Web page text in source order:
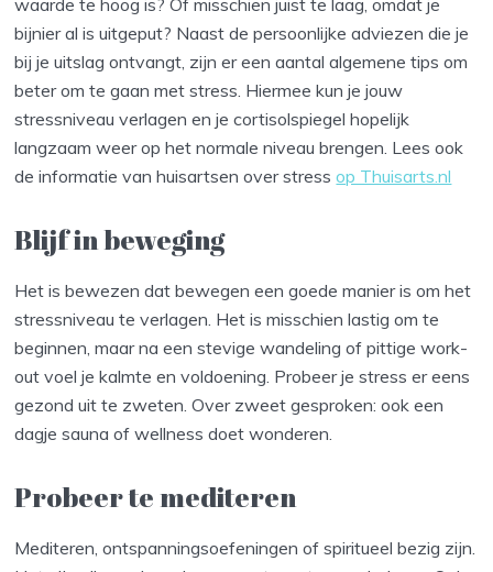
waarde te hoog is? Of misschien juist te laag, omdat je
bijnier al is uitgeput? Naast de persoonlijke adviezen die je
bij je uitslag ontvangt, zijn er een aantal algemene tips om
beter om te gaan met stress. Hiermee kun je jouw
stressniveau verlagen en je cortisolspiegel hopelijk
langzaam weer op het normale niveau brengen. Lees ook
de informatie van huisartsen over stressop Thuisarts.nl
Blijf in beweging
Het is bewezen dat bewegen een goede manier is om het
stressniveau te verlagen. Het is misschien lastig om te
beginnen, maar na een stevige wandeling of pittige work-
out voel je kalmte en voldoening. Probeer je stress er eens
gezond uit te zweten. Over zweet gesproken: ook een
dagje sauna of wellness doet wonderen.
Probeer te mediteren
Mediteren, ontspanningsoefeningen of spiritueel bezig zijn.